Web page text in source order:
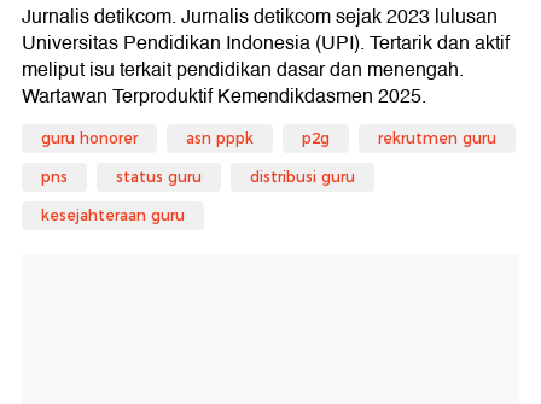
guru honorer asn pppk p2g rekrutmen guru
pns status guru distribusi guru
kesejahteraan guru